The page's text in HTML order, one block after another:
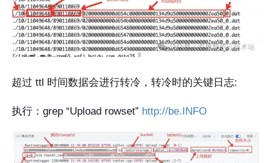
超过 ttl 时间数据会进行转冷，转冷时的关键日志:
执行：grep “Upload rowset” http://be.INFO